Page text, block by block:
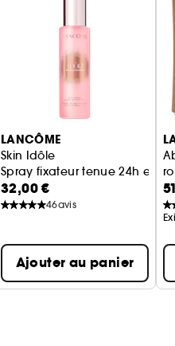
pigmentés
LANCÔME
Skin Idôle
Spray fixateur tenue 24h
32,00 €
46avis
Ajouter au panier